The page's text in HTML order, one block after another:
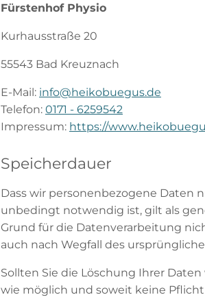
Fürstenhof Physio
Kurhausstraße 20
55543 Bad Kreuznach
E-Mail: info@heikobuegus.de
Telefon: 0171 - 6259542
Impressum: https://
Speicherdauer
Dass wir personenbezogene Daten
unbedingt notwendig ist, gilt als
Grund für die Datenverarbeitung
auch nach Wegfall des
Sollten Sie die Löschung Ihrer
wie möglich und soweit keine